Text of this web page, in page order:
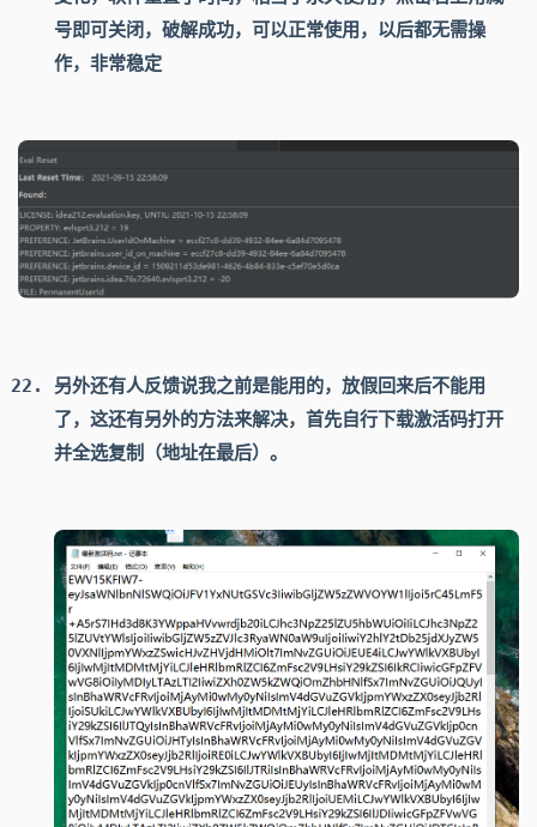
号即可关闭，破解成功，可以正常使用，以后都无需操
作，非常稳定
另外还有人反馈说我之前是能用的，放假回来后不能用
了，这还有另外的方法来解决，首先自行下载激活码打开
并全选复制（地址在最后）。